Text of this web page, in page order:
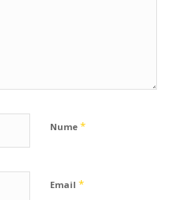
Nume *
Email *